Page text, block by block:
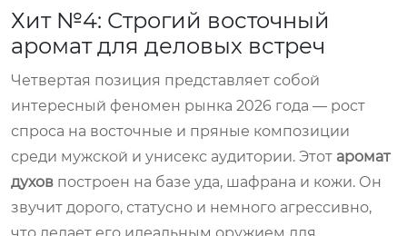
Хит №4: Строгий восточный
аромат для деловых встреч
Четвертая позиция представляет собой
интересный феномен рынка 2026 года — рост
спроса на восточные и пряные композиции
среди мужской и унисекс аудитории. Этот аромат
духов построен на базе уда, шафрана и кожи. Он
звучит дорого, статусно и немного агрессивно,
что делает его идеальным оружием для